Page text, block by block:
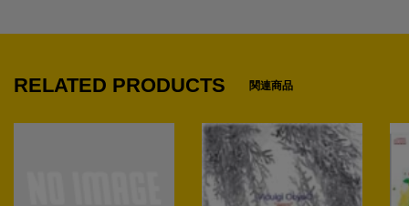
RELATED PRODUCTS 関連商品